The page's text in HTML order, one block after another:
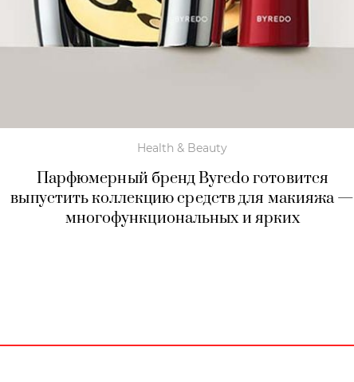
Health & Beauty
Парфюмерный бренд Byredo готовится
выпустить коллекцию средств для макияжа —
многофункциональных и ярких